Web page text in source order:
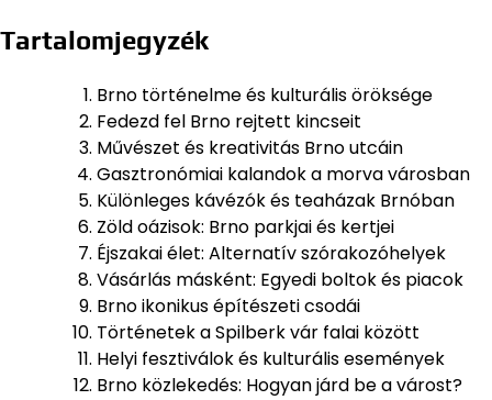
Tartalomjegyzék
Brno történelme és kulturális öröksége
Fedezd fel Brno rejtett kincseit
Művészet és kreativitás Brno utcáin
Gasztronómiai kalandok a morva városban
Különleges kávézók és teaházak Brnóban
Zöld oázisok: Brno parkjai és kertjei
Éjszakai élet: Alternatív szórakozóhelyek
Vásárlás másként: Egyedi boltok és piacok
Brno ikonikus építészeti csodái
Történetek a Spilberk vár falai között
Helyi fesztiválok és kulturális események
Brno közlekedés: Hogyan járd be a várost?